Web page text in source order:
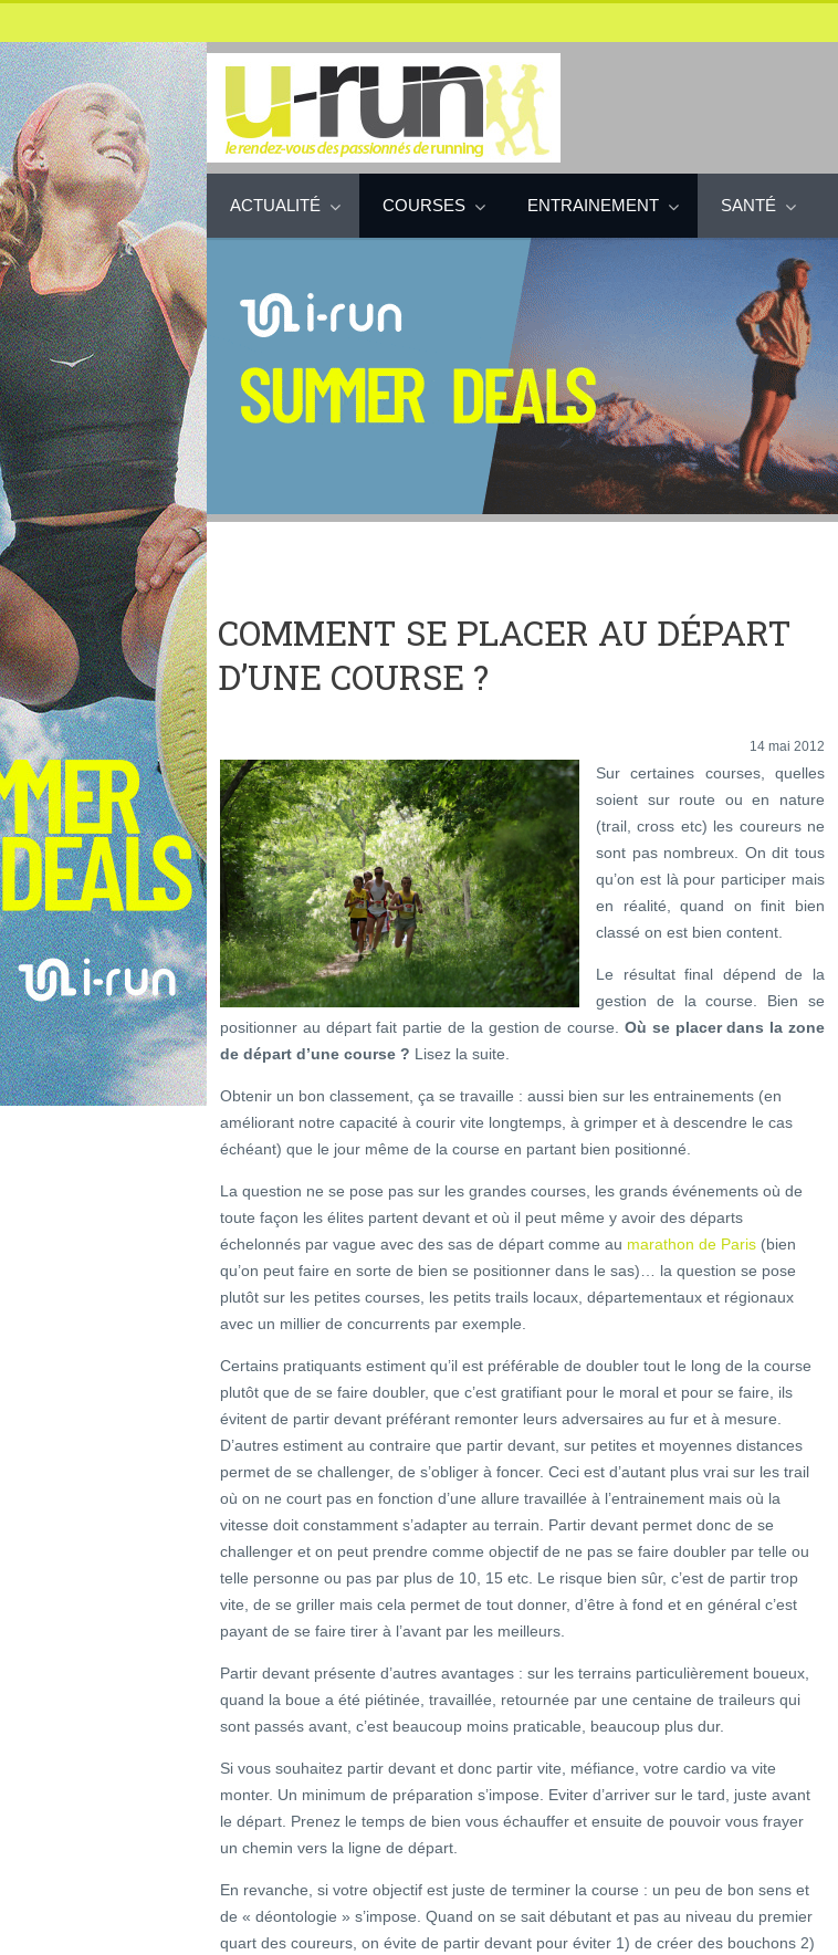
ACTUALITÉ COURSES ENTRAINEMENT SANTÉ
COMMENT SE PLACER AU DÉPART
D’UNE COURSE ?
14 mai 2012
Sur certaines courses, quelles
soient sur route ou en nature
(trail, cross etc) les coureurs ne
sont pas nombreux. On dit tous
qu’on est là pour participer mais
en réalité, quand on finit bien
classé on est bien content.
Le résultat final dépend de la
gestion de la course. Bien se
positionner au départ fait partie de la gestion de course. Où se placer dans la zone
de départ d’une course ? Lisez la suite.
Obtenir un bon classement, ça se travaille : aussi bien sur les entrainements (en
améliorant notre capacité à courir vite longtemps, à grimper et à descendre le cas
échéant) que le jour même de la course en partant bien positionné.
La question ne se pose pas sur les grandes courses, les grands événements où de
toute façon les élites partent devant et où il peut même y avoir des départs
échelonnés par vague avec des sas de départ comme au marathon de Paris (bien
qu’on peut faire en sorte de bien se positionner dans le sas)… la question se pose
plutôt sur les petites courses, les petits trails locaux, départementaux et régionaux
avec un millier de concurrents par exemple.
Certains pratiquants estiment qu’il est préférable de doubler tout le long de la course
plutôt que de se faire doubler, que c’est gratifiant pour le moral et pour se faire, ils
évitent de partir devant préférant remonter leurs adversaires au fur et à mesure.
D’autres estiment au contraire que partir devant, sur petites et moyennes distances
permet de se challenger, de s’obliger à foncer. Ceci est d’autant plus vrai sur les trail
où on ne court pas en fonction d’une allure travaillée à l’entrainement mais où la
vitesse doit constamment s’adapter au terrain. Partir devant permet donc de se
challenger et on peut prendre comme objectif de ne pas se faire doubler par telle ou
telle personne ou pas par plus de 10, 15 etc. Le risque bien sûr, c’est de partir trop
vite, de se griller mais cela permet de tout donner, d’être à fond et en général c’est
payant de se faire tirer à l’avant par les meilleurs.
Partir devant présente d’autres avantages : sur les terrains particulièrement boueux,
quand la boue a été piétinée, travaillée, retournée par une centaine de traileurs qui
sont passés avant, c’est beaucoup moins praticable, beaucoup plus dur.
Si vous souhaitez partir devant et donc partir vite, méfiance, votre cardio va vite
monter. Un minimum de préparation s’impose. Eviter d’arriver sur le tard, juste avant
le départ. Prenez le temps de bien vous échauffer et ensuite de pouvoir vous frayer
un chemin vers la ligne de départ.
En revanche, si votre objectif est juste de terminer la course : un peu de bon sens et
de « déontologie » s’impose. Quand on se sait débutant et pas au niveau du premier
quart des coureurs, on évite de partir devant pour éviter 1) de créer des bouchons 2)